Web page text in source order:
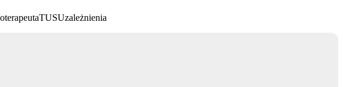
TUSUzależnienia